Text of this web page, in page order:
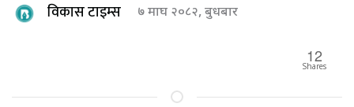
विकास टाइम्स ७ माघ २०८२, बुधबार
12
Shares